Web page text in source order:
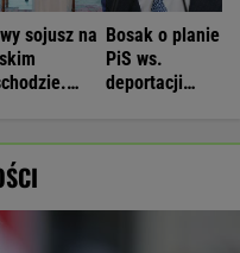
sojusz na Bosak o planie
PiS ws.
deportacji